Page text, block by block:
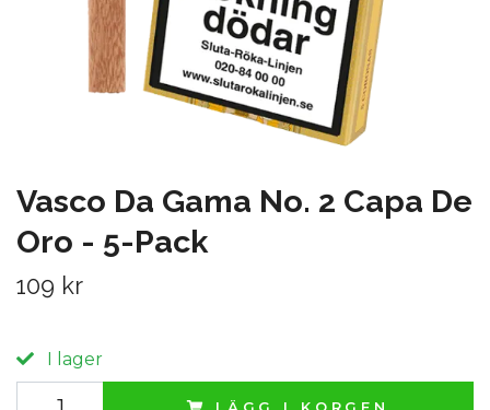
Vasco Da Gama No. 2 Capa De
Oro - 5-Pack
109 kr
I lager